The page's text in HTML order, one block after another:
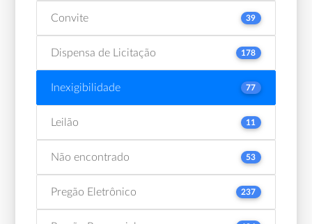
Convite 39
Dispensa de Licitação 178
Inexigibilidade 77
Leilão 11
Não encontrado 53
Pregão Eletrônico 237